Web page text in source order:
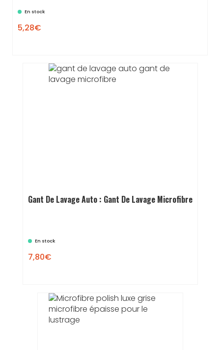
En stock
5,28€
Gant De Lavage Auto : Gant De Lavage Microfibre
En stock
7,80€